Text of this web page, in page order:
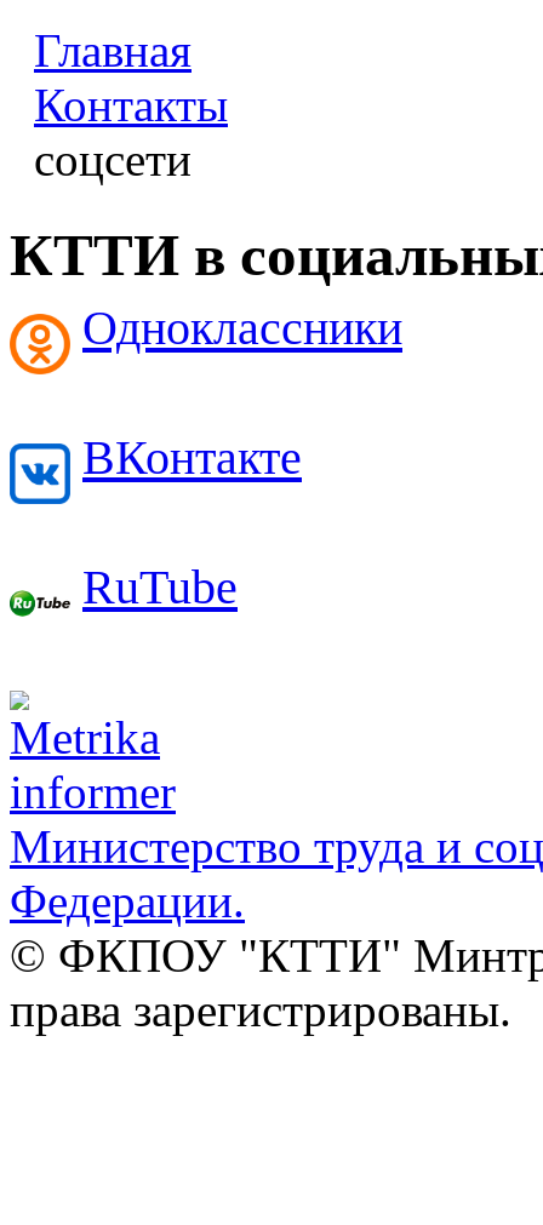
Главная
Контакты
соцсети
КТТИ в
Одноклассники
ВКонтакте
RuTube
Министерство труда и
Федерации.
© ФКПОУ "КТТИ"
права зарегистрированы.